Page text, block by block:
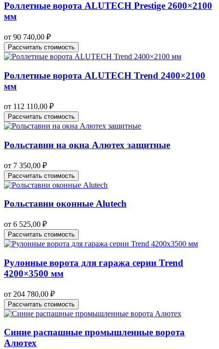
Роллетные ворота ALUTECH Prestige 2600×2100
мм
от 90 740,00 ₽
Рассчитать стоимость
Роллетные ворота ALUTECH Trend 2400×2100
мм
от 112 110,00 ₽
Рассчитать стоимость
Рольставни на окна Алютех защитные
от 7 350,00 ₽
Рассчитать стоимость
Рольставни оконные Alutech
от 6 525,00 ₽
Рассчитать стоимость
Рулонные ворота для гаража серии Trend
4200×3500 мм
от 204 780,00 ₽
Рассчитать стоимость
Синие распашные промышленные ворота
Алютех